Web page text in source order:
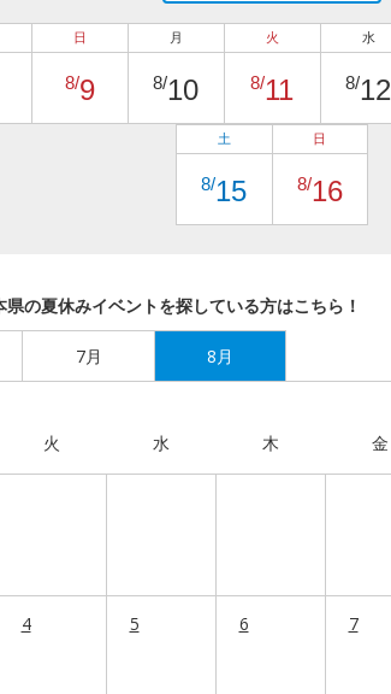
日
8/9
月
8/10
火
8/11
水
8/12
土
8/15
日
8/16
の夏休みイベントを探している方はこちら！
7月 8月
火 水 木 金
4 5 6 7